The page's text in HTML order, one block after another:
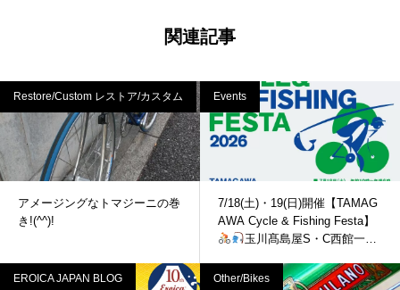
関連記事
Restore/Custom レストア/カスタム
アメージングなトマジーニの巻
き!(^^)!
Events
7/18(土)・19(日)開催【TAMAG
AWA Cycle & Fishing Festa】
玉川髙島屋S・C西館一階
EROICA JAPAN BLOG Other/Bikes